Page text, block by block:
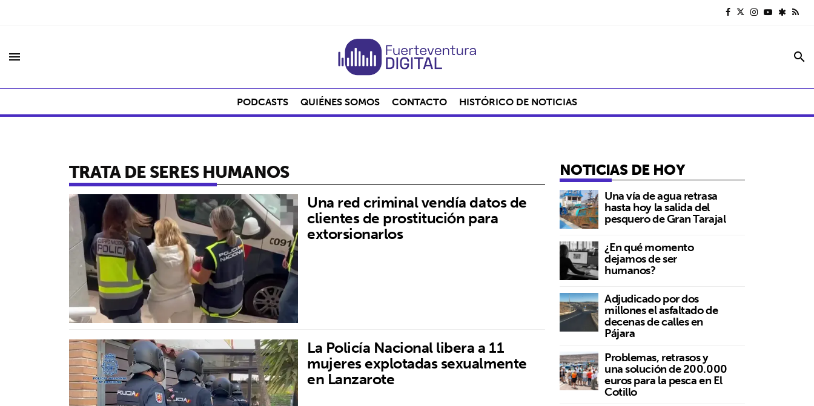
menu search
PODCASTS QUIÉNES SOMOS CONTACTO HISTÓRICO DE NOTICIAS
TRATA DE SERES HUMANOS
Una red criminal vendía datos de
clientes de prostitución para
extorsionarlos
La Policía Nacional libera a 11
mujeres explotadas sexualmente
en Lanzarote
NOTICIAS DE HOY
Una vía de agua retrasa
hasta hoy la salida del
pesquero de Gran Tarajal
¿En qué momento
dejamos de ser
humanos?
Adjudicado por dos
millones el asfaltado de
decenas de calles en
Pájara
Problemas, retrasos y
una solución de 200.000
euros para la pesca en El
Cotillo